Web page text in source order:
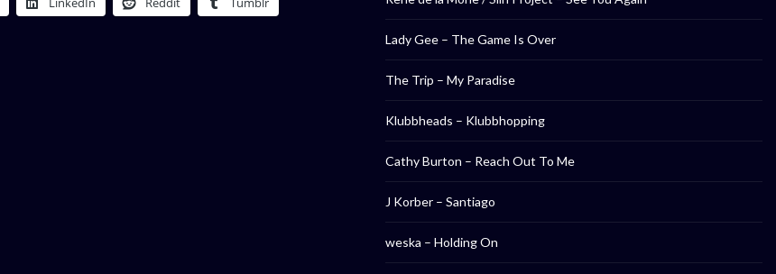
Lady Gee – The Game Is Over
The Trip – My Paradise
Klubbheads – Klubbhopping
Cathy Burton – Reach Out To Me
J Korber – Santiago
weska – Holding On